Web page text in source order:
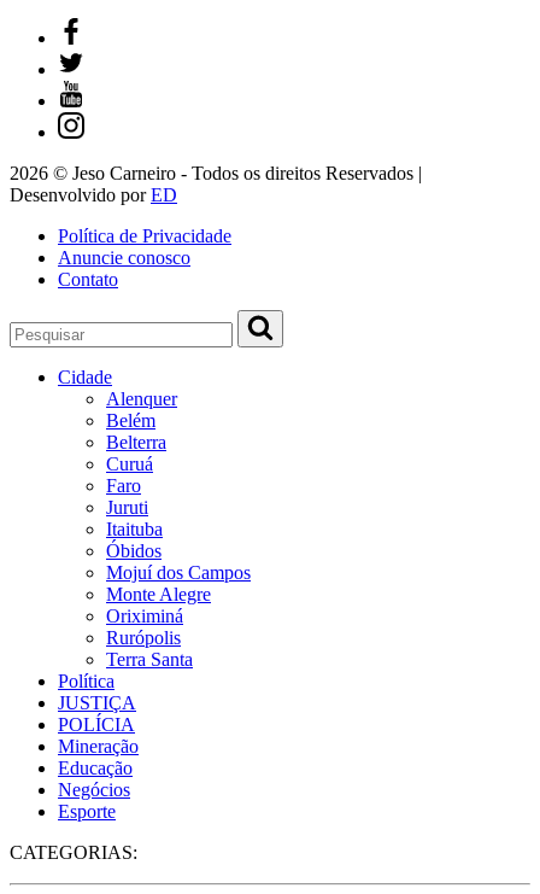
2026 © Jeso Carneiro - Todos os direitos Reservados |
Desenvolvido porED
Política de Privacidade
Anuncie conosco
Contato
Cidade
Alenquer
Belém
Belterra
Curuá
Faro
Juruti
Itaituba
Óbidos
Mojuí dos Campos
Monte Alegre
Oriximiná
Rurópolis
Terra Santa
Política
JUSTIÇA
POLÍCIA
Mineração
Educação
Negócios
Esporte
CATEGORIAS: